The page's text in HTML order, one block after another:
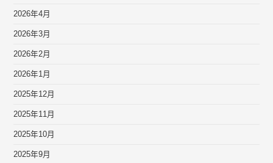
2026年4月
2026年3月
2026年2月
2026年1月
2025年12月
2025年11月
2025年10月
2025年9月